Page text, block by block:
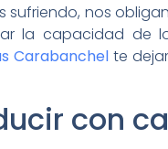
nos
la capacidad de
Carabanchelte
con